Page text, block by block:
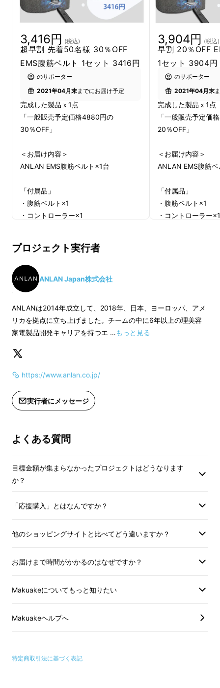
電子オフィスの時代に、テレワークが増えてい
ますし、仕事はますます忙しくなり、仕事のプ
レッシャーも高まっています。「
ちょっと腰部
腹部を休めたいなぁ、自宅で手軽にトレーニン
グ、運動したいなぁ
ジェルシート不要、
PU素材ではない、通気性が良いEMS
腹筋ベル
トが欲しいなぁ
」という心の声が聞こえてきま
す。そのような心の声に、私たちANLANは軽
量クラス・新技術採用と拘り抜いた最新作でお
もし、「本格的な腰部腹部もトレーニングアイ
だけで、ゆったりとしたケアタイム、レーニン
グタイムを作れたら？
いつでも、どこでも、誰
でも、楽しむことが出来たら？このようなお声
ス EMS腹筋ベルト（EMS Belt Pro）
プロジェクト詳細
腰部腹部の筋肉 トレーニング
【ANLAN EMS Belt Pro】=筋トレEMS機能
+専用リモコン+通気性が良い+洗練されたデザ
して、腰部、
ただけます。
3,416円 (税込)
超早割 先着50名様 30％OFF
EMS腹筋ベルト 1セット 3416円
のサポーター
2021年04月末までにお届け予定
完成した製品ｘ1点
「一般販売予定価格4880円の
30％OFF」
＜お届け内容＞
ANLAN EMS腹筋ベルト×1台
「付属品」
・腹筋ベルト×1
・コントローラー×1
・USB充電ケーブル×1
・日本語取引説明書×1
注意事項
※送料無料（国内配送のみ）※デザイ
ン・仕様は、変更になる可能性もござ
います。ご了承ください。
※デザイン・仕様は、変更になる可能
※ご注文状況・使用部材の供給状況・
が遅れる場合があります。
※皆様の応援購入により量産効率が向
価格より下がる可能性もございます。
3,904円 (税込)
早割 20％OFF
1セット 3904円
のサポーター
2021年04月末
完成した製品ｘ1点
「一般販売予定価
20％OFF」
＜お届け内容＞
ANLAN EMS腹筋
「付属品」
・腹筋ベルト×1
・コントローラー×1
※送料無料（国内
ン・仕様は、変更
プロジェクト実行者
ANLAN Japan株式会社
ANLANは2014年成立して、2018年、日本、ヨーロッパ、アメ
リカを拠点に立ち上げました。チームの中に6年以上の理美容
家電製品開発キャリアを持つエ …もっと見る
https://www.anlan.co.jp/
実行者にメッセージ
よくある質問
目標金額が集まらなかったプロジェクトはどうなります
か？
「応援購入」とはなんですか？
他のショッピングサイトと比べてどう違いますか？
お届けまで時間がかかるのはなぜですか？
Makuakeについてもっと知りたい
Makuakeヘルプへ
特定商取引法に基づく表記